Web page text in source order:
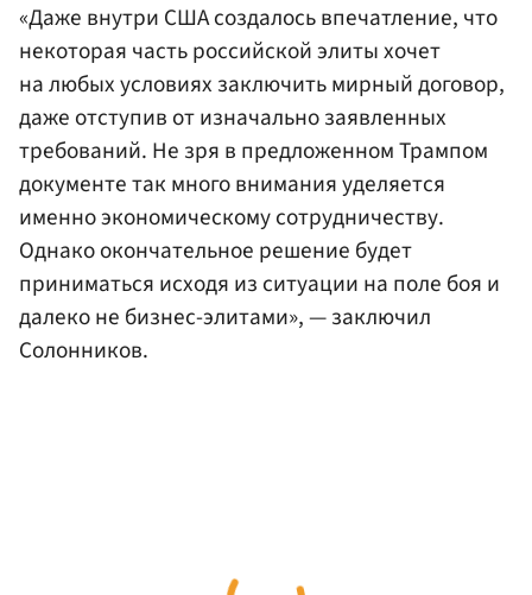
«Даже внутри США создалось впечатление, что
некоторая часть российской элиты хочет
на любых условиях заключить мирный договор,
даже отступив от изначально заявленных
требований. Не зря в предложенном Трампом
документе так много внимания уделяется
именно экономическому сотрудничеству.
Однако окончательное решение будет
приниматься исходя из ситуации на поле боя и
далеко не бизнес-элитами», — заключил
Солонников.